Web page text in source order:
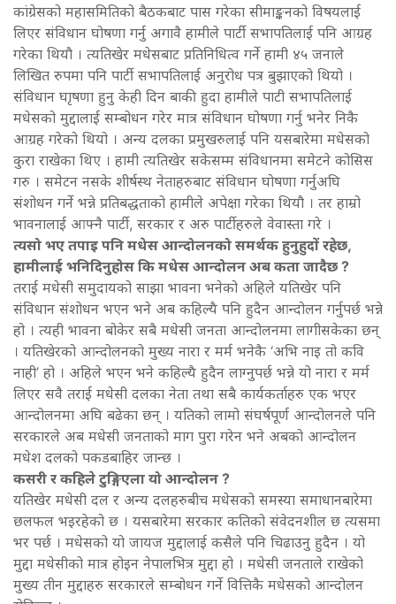
कांग्रेसको महासमितिको बैठकबाट पास गरेका सीमाङ्कनको विषयलाई
लिएर संविधान घोषणा गर्नु अगावै हामीले पार्टी सभापतिलाई पनि आग्रह
गरेका थियौ । त्यतिखेर मधेसबाट प्रतिनिधित्व गर्ने हामी ४५ जनाले
लिखित रुपमा पनि पार्टी सभापतिलाई अनुरोध पत्र बुझाएको थियो ।
संविधान घाृषणा हुनु केही दिन बाकी हुदा हामीले पाटी सभापतिलाई
मधेसको मुद्दालाई सम्बोधन गरेर मात्र संविधान घोषणा गर्नु भनेर निकै
आग्रह गरेको थियो । अन्य दलका प्रमुखरुलाई पनि यसबारेमा मधेसको
कुरा राखेका थिए । हामी त्यतिखेर सकेसम्म संविधानमा समेटने कोसिस
गरु । समेटन नसके शीर्षस्थ नेताहरुबाट संविधान घोषणा गर्नुअघि
संशोधन गर्ने भन्ने प्रतिबद्धताको हामीले अपेक्षा गरेका थियौ । तर हाम्रो
भावनालाई आफ्नै पार्टी, सरकार र अरु पार्टीहरुले वेवास्ता गरे ।
त्यसो भए तपाइ पनि मधेस आन्दोलनको समर्थक हुनुहुदों रहेछ,
हामीलाई भनिदिनुहोस कि मधेस आन्दोलन अब कता जादैछ ?
तराई मधेसी समुदायको साझा भावना भनेको अहिले यतिखेर पनि
संविधान संशोधन भएन भने अब कहिल्यै पनि हुदैन आन्दोलन गर्नुपर्छ भन्ने
हो । त्यही भावना बोकेर सबै मधेसी जनता आन्दोलनमा लागीसकेका छन्
। यतिखेरको आन्दोलनको मुख्य नारा र मर्म भनेकै ‘अभि नाइ तो कवि
नाही’ हो । अहिले भएन भने कहिल्यै हुदैन लाग्नुपर्छ भन्ने यो नारा र मर्म
लिएर सवै तराई मधेसी दलका नेता तथा सबै कार्यकर्ताहरु एक भएर
आन्दोलनमा अघि बढेका छन् । यतिको लामो संघर्षपूर्ण आन्दोलनले पनि
सरकारले अब मधेसी जनताको माग पुरा गरेन भने अबको आन्दोलन
मधेश दलको पकडबाहिर जान्छ ।
कसरी र कहिले टुङ्गिएला यो आन्दोलन ?
यतिखेर मधेसी दल र अन्य दलहरुबीच मधेसको समस्या समाधानबारेमा
छलफल भइरहेको छ । यसबारेमा सरकार कतिको संवेदनशील छ त्यसमा
भर पर्छ । मधेसको यो जायज मुद्दालाई कसैले पनि चिढाउनु हुदैन । यो
मुद्दा मधेसीको मात्र होइन नेपालभित्र मुद्दा हो । मधेसी जनताले राखेको
मुख्य तीन मुद्दाहरु सरकारले सम्बोधन गर्ने वित्तिकै मधेसको आन्दोलन